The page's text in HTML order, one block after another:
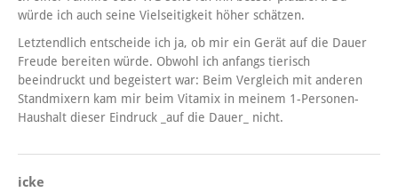
würde ich auch seine Vielseitigkeit höher schätzen.
Letztendlich entscheide ich ja, ob mir ein Gerät auf die Dauer
Freude bereiten würde. Obwohl ich anfangs tierisch
beeindruckt und begeistert war: Beim Vergleich mit anderen
Standmixern kam mir beim Vitamix in meinem 1-Personen-
Haushalt dieser Eindruck _auf die Dauer_ nicht.
icke